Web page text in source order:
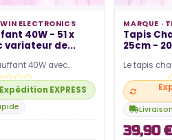
ELECTRONICS
40W - 51 x
variateur de...
40W avec
est un
pour tout… EXPRESS disponible
MARQUE ·
Tapis
25cm -
Le tapis
l'allier
La chaleur…
39,90 €
de la
électrique liée à
lampe horticole
en...